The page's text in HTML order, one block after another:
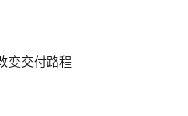
变交付路程